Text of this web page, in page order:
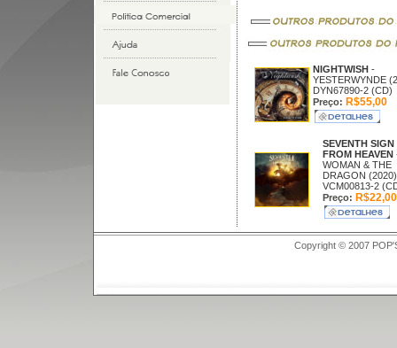
NIGHTWISH -
YESTERWYNDE
DYN67890-2 (CD)
Preço: R$55,00
SEVENTH SIGN
FROM HEAVEN
WOMAN & THE
DRAGON (2020)
VCM00813-2
Preço: R$22,00
Copyright © 2007